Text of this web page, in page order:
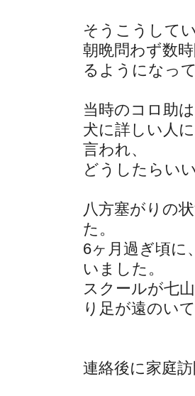
そうこうして
朝晩問わず数
るようになっ
当時のコロ助
犬に詳しい人
言われ、
どうしたらい
八方塞がりの
た。
6ヶ月過ぎ頃に
いました。
スクールが七
り足が遠のい
連絡後に家庭